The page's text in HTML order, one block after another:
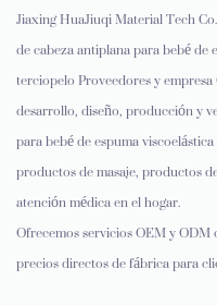
Jiaxing HuaJiuqi Material Tech
de cabeza antiplana para bebé
terciopelo Proveedores y
desarrollo, diseño, producción y
para bebé de espuma
productos de masaje, productos
atención médica en el hogar.
Ofrecemos servicios OEM y
precios directos de fábrica para